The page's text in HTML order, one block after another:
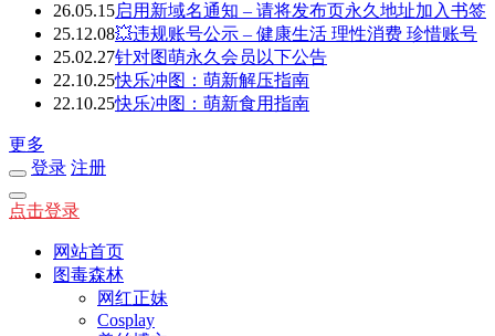
26.05.15启用新域名通知 – 请将发布页永久地址加入书签
25.12.08💥违规账号公示 – 健康生活 理性消费 珍惜账号
25.02.27针对图萌永久会员以下公告
22.10.25快乐冲图：萌新解压指南
22.10.25快乐冲图：萌新食用指南
更多
登录 注册
点击登录
网站首页
图毒森林
网红正妹
Cosplay